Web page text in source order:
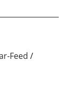
Feed